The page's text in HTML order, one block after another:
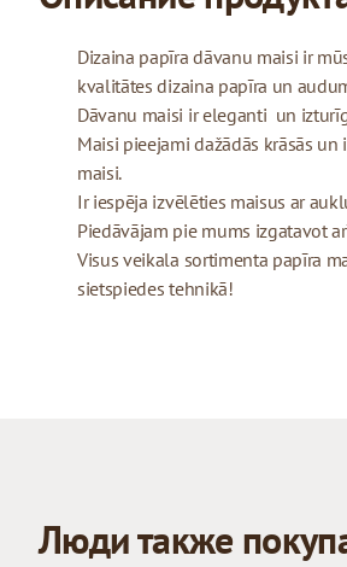
Dizaina papīra dāvanu maisi ir
kvalitātes dizaina papīra un
Dāvanu maisi ir eleganti un
Maisi pieejami dažādās krāsās un
maisi.
Ir iespēja izvēlēties maisus ar
Piedāvājam pie mums izgatavot
Visus veikala sortimenta papīra
sietspiedes tehnikā!
Люди также